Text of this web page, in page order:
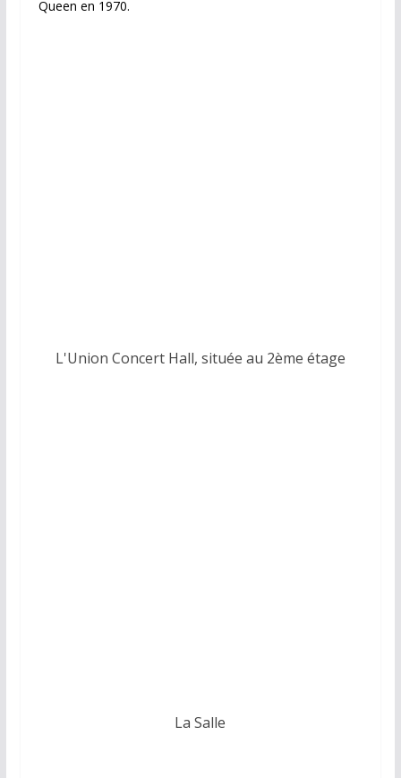
Queen en 1970.
L'Union Concert Hall, située au 2ème étage
La Salle